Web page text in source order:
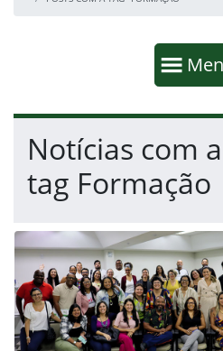
Fim da navegação
Início do conteúdo
Notícias com a
tag Formação